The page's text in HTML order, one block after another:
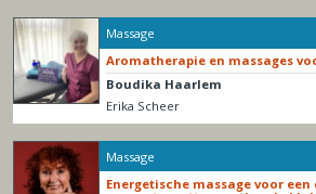
Massage
Aromatherapie en massages
Boudika Haarlem
Erika Scheer
Massage
Energetische massage voor